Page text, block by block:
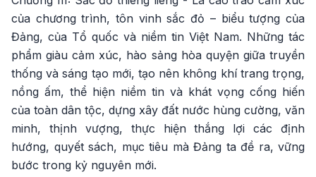
của chương trình, tôn vinh sắc đỏ – biểu tượng của
Đảng, của Tổ quốc và niềm tin Việt Nam. Những tác
phẩm giàu cảm xúc, hào sảng hòa quyện giữa truyền
thống và sáng tạo mới, tạo nên không khí trang trọng,
nồng ấm, thể hiện niềm tin và khát vọng cống hiến
của toàn dân tộc, dựng xây đất nước hùng cường, văn
minh, thịnh vượng, thực hiện thắng lợi các định
hướng, quyết sách, mục tiêu mà Đảng ta đề ra, vững
bước trong kỷ nguyên mới.